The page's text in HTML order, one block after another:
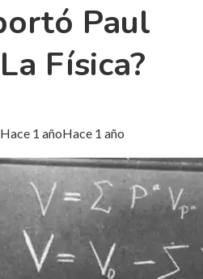
Paul
Física?
Hace 1 añoHace 1 año